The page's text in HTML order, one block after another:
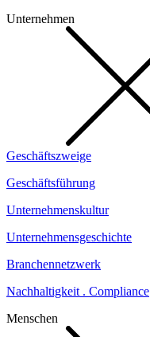
Unternehmen
Geschäftszweige
Geschäftsführung
Unternehmenskultur
Unternehmensgeschichte
Branchennetzwerk
Nachhaltigkeit . Compliance
Menschen